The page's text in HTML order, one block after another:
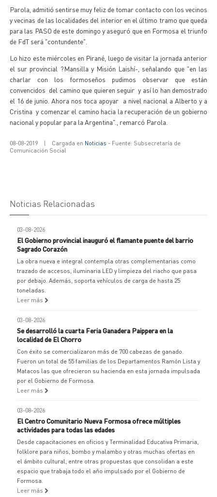
Parola, admitió sentirse muy feliz de tomar contacto con los vecinos
y vecinas de las localidades del interior en el último tramo que queda
para las PASO de este domingo y aseguró que en Formosa el triunfo
de FdT será "contundente".
Lo hizo este miércoles en Pirané, luego de visitar la jornada anterior
el sur provincial ?Mansilla y Misión Laishí-, señalando que "en las
charlar con los formoseños pudimos observar que están
convencidos del camino que quieren seguir y así lo han demostrado
el 16 de junio. Ahora nos toca apoyar a nivel nacional a Alberto y a
Cristina y comenzar el camino hacia la recuperación de un gobierno
nacional y popular para la Argentina"., remarcó Parola.
08-08-2019 | Cargada en Noticias - Fuente: Subsecretaría de
Comunicación Social
Noticias Relacionadas
03-08-2026
El Gobierno provincial inauguró el flamante puente del barrio
Sagrado Corazón
La obra nueva e integral contempla otras complementarias como
trazado de accesos, iluminaria LED y limpieza del riacho que pasa
por debajo. Además, soporta vehículos de carga de hasta 25
toneladas.
Leer más
03-08-2026
Se desarrolló la cuarta Feria Ganadera Paippera en la
localidad de El Chorro
Con éxito se comercializaron más de 700 cabezas de ganado.
Fueron un total de 55 familias de los Departamentos Ramón Lista y
Matacos las que ofrecieron su hacienda en esta jornada impulsada
por el Gobierno de Formosa.
Leer más
03-08-2026
El Centro Comunitario Nueva Formosa ofrece múltiples
actividades para todas las edades
Desde capacitaciones en oficios y Terminalidad Educativa Primaria,
folklore para niños, bombo y malambo y otras muchas ofertas en
el ámbito cultural, entre otras propuestas que consolidan a este
espacio que trabaja todo el año impulsado por el Gobierno de
Formosa.
Leer más